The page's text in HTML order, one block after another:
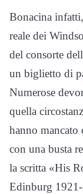
Bonacina
reale dei
del consorte
un biglietto di
Numerose
quella
hanno mancato
con una busta
la scritta «His
Edinburg